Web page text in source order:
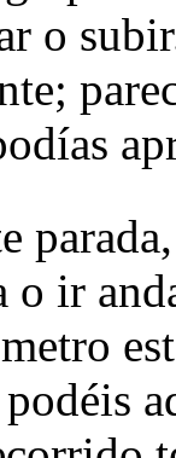
o
o ir